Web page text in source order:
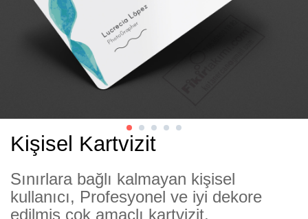
Kişisel Kartvizit
Sınırlara bağlı kalmayan kişisel
kullanıcı, Profesyonel ve iyi dekore
edilmiş çok amaçlı kartvizit.